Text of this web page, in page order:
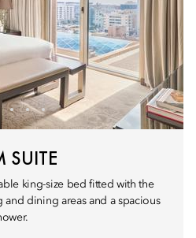
SUITE
king-size bed fitted with the
and dining areas and a spacious